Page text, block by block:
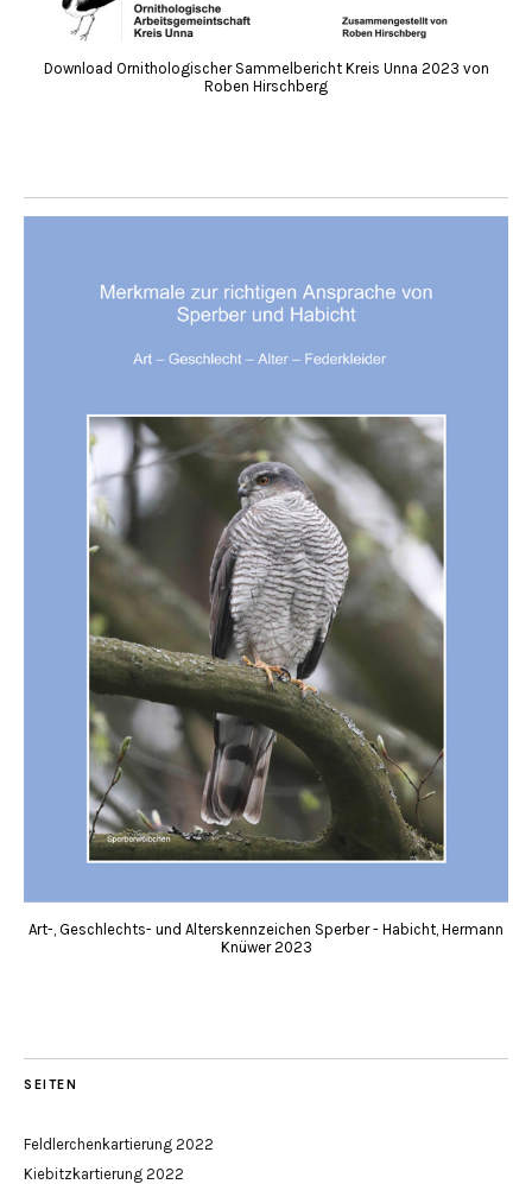
Download Ornithologischer Sammelbericht Kreis Unna 2023 von
Roben Hirschberg
Art-, Geschlechts- und Alterskennzeichen Sperber - Habicht, Hermann
Knüwer 2023
SEITEN
Feldlerchenkartierung 2022
Kiebitzkartierung 2022